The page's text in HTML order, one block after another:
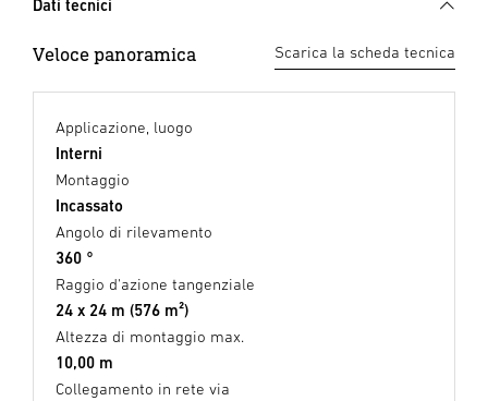
Dati tecnici
Veloce panoramica Scarica la scheda tecnica
Applicazione, luogo
Interni
Montaggio
Incassato
Angolo di rilevamento
360 °
Raggio d'azione tangenziale
24 x 24 m (576 m²)
Altezza di montaggio max.
10,00 m
Collegamento in rete via